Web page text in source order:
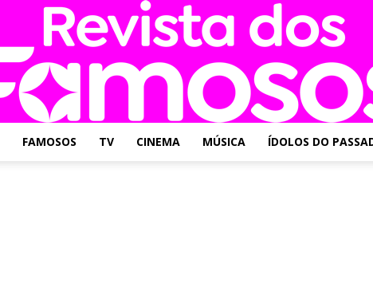
FAMOSOS TV CINEMA MÚSICA ÍDOLOS DO